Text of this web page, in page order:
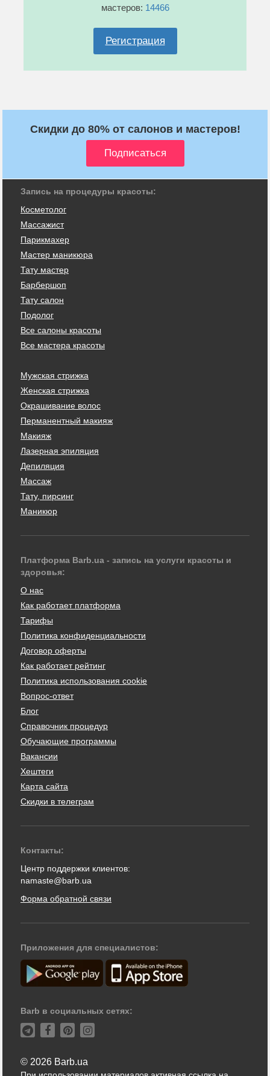
мастеров: 14466
Регистрация
Скидки до 80% от салонов и мастеров!
Запись на процедуры красоты:
Косметолог
Массажист
Парикмахер
Мастер маникюра
Тату мастер
Барбершоп
Тату салон
Подолог
Все салоны красоты
Все мастера красоты
Мужская стрижка
Женская стрижка
Окрашивание волос
Перманентный макияж
Макияж
Лазерная эпиляция
Депиляция
Массаж
Тату, пирсинг
Маникюр
Платформа Barb.ua - запись на услуги красоты и
здоровья:
О нас
Как работает платформа
Тарифы
Политика конфиденциальности
Договор оферты
Как работает рейтинг
Политика использования cookie
Вопрос-ответ
Блог
Справочник процедур
Обучающие программы
Вакансии
Хештеги
Карта сайта
Скидки в телеграм
Контакты:
Центр поддержки клиентов:
namaste@barb.ua
Форма обратной связи
Приложения для специалистов:
Barb в социальных сетях:
© 2026 Barb.ua